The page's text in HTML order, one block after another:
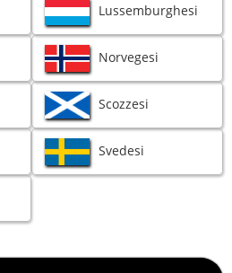
Lussemburghesi
Norvegesi
Scozzesi
Svedesi